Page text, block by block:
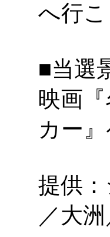
へ行こ
■当選
映画
カー
提供
／大